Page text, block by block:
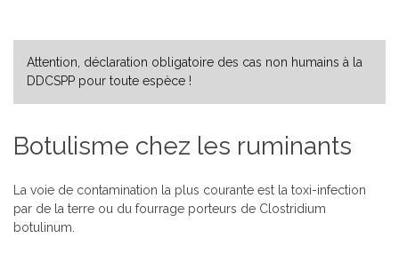
Attention, déclaration obligatoire des cas non humains à la
DDCSPP pour toute espèce !
Botulisme chez les ruminants
La voie de contamination la plus courante est la toxi-infection
par de la terre ou du fourrage porteurs de Clostridium
botulinum.